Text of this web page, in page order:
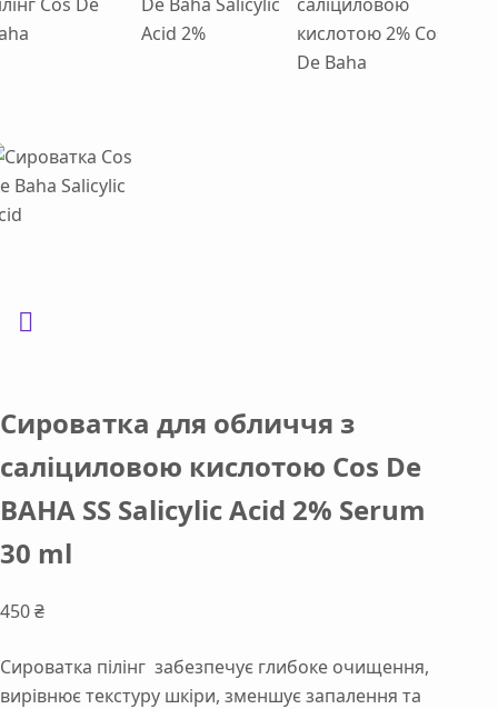
Сироватка для обличчя з
саліциловою кислотою Cos De
BAHA SS Salicylic Acid 2% Serum
30 ml
450₴
Сироватка пілінг забезпечує глибоке очищення,
вирівнює текстуру шкіри, зменшує запалення та